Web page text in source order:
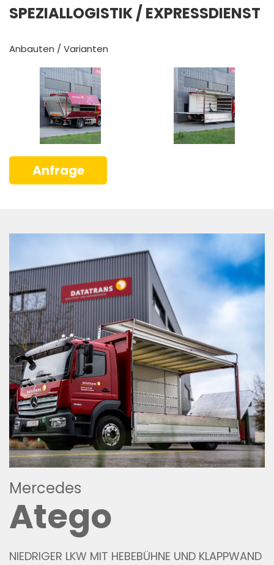
SPEZIALLOGISTIK/ EXPRESSDIENST
Anbauten / Varianten
Anfrage
Mercedes
Atego
NIEDRIGER LKW MIT HEBEBÜHNE UND KLAPPWAND